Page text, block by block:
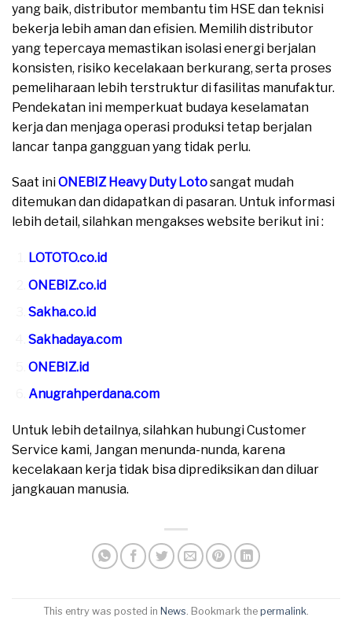
yang baik, distributor membantu tim HSE dan teknisi
bekerja lebih aman dan efisien. Memilih distributor
yang tepercaya memastikan isolasi energi berjalan
konsisten, risiko kecelakaan berkurang, serta proses
pemeliharaan lebih terstruktur di fasilitas manufaktur.
Pendekatan ini memperkuat budaya keselamatan
kerja dan menjaga operasi produksi tetap berjalan
lancar tanpa gangguan yang tidak perlu.
Saat iniONEBIZ Heavy Duty Lotosangat mudah
ditemukan dan didapatkan di pasaran. Untuk informasi
lebih detail, silahkan mengakses website berikut ini :
LOTOTO.co.id
ONEBIZ.co.id
Sakha.co.id
Sakhadaya.com
ONEBIZ.id
Anugrahperdana.com
Untuk lebih detailnya, silahkan hubungi Customer
Service kami, Jangan menunda-nunda, karena
kecelakaan kerja tidak bisa diprediksikan dan diluar
jangkauan manusia.
This entry was posted in News. Bookmark the permalink.